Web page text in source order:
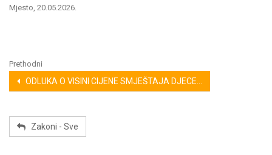
Mjesto, 20.05.2026.
Prethodni
ODLUKA O VISINI CIJENE SMJEŠTAJA DJECE...
Zakoni - Sve